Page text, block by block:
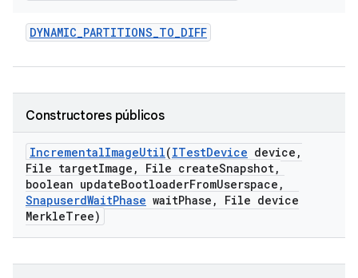
DYNAMIC_PARTITIONS_TO_DIFF
Constructores públicos
IncrementalImageUtil(ITestDevice device ,
File targetImage , File createSnapshot,
boolean updateBootloaderFromUserspace ,
SnapuserdWaitPhase waitPhase ,
File device
MerkleTree)